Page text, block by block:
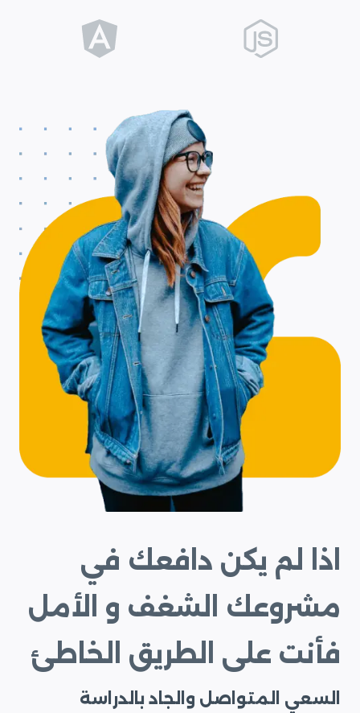
اذا لم يكن دافعك في
مشروعك الشغف و الأمل
فأنت على الطريق الخاطئ
السعي المتواصل والجاد بالدراسة